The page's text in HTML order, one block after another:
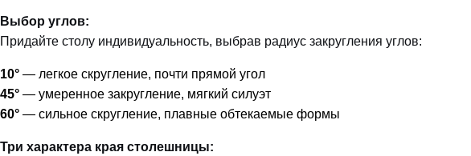
Выбор углов:
Придайте столу индивидуальность, выбрав радиус закругления углов:
10° — легкое скругление, почти прямой угол
45° — умеренное закругление, мягкий силуэт
60° — сильное скругление, плавные обтекаемые формы
Три характера края столешницы: